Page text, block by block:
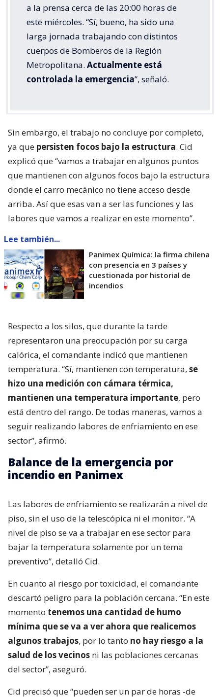
a la prensa cerca de las 20:00 horas de
este miércoles. “Sí, bueno, ha sido una
larga jornada trabajando con distintos
cuerpos de Bomberos de la Región
Metropolitana. Actualmente está
controlada la emergencia”, señaló.
Sin embargo, el trabajo no concluye por completo,
ya que persisten focos bajo la estructura. Cid
explicó que “vamos a trabajar en algunos puntos
que mantienen con algunos focos bajo la estructura
donde el carro mecánico no tiene acceso desde
arriba. Así que esas van a ser las funciones y las
labores que vamos a realizar en este momento”.
Lee también...
Panimex Química: la firma chilena
con presencia en 3 países y
cuestionada por historial de
incendios
Respecto a los silos, que durante la tarde
representaron una preocupación por su carga
calórica, el comandante indicó que mantienen
temperatura. “Sí, mantienen con temperatura, se
hizo una medición con cámara térmica,
mantienen una temperatura importante, pero
está dentro del rango. De todas maneras, vamos a
seguir realizando labores de enfriamiento en ese
sector”, afirmó.
Balance de la emergencia por
incendio en Panimex
Las labores de enfriamiento se realizarán a nivel de
piso, sin el uso de la telescópica ni el monitor. “A
nivel de piso se va a trabajar en ese sector para
bajar la temperatura solamente por un tema
preventivo”, detalló Cid.
En cuanto al riesgo por toxicidad, el comandante
descartó peligro para la población cercana. “En este
momento tenemos una cantidad de humo
mínima que se va a ver ahora que realicemos
algunos trabajos, por lo tanto no hay riesgo a la
salud de los vecinos ni las poblaciones cercanas
del sector”, aseguró.
Cid precisó que “pueden ser un par de horas -de